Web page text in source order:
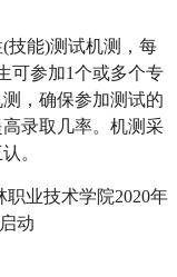
能)测试机测，每
可参加1个或多个专
，确保参加测试的
录取几率。机测采
。